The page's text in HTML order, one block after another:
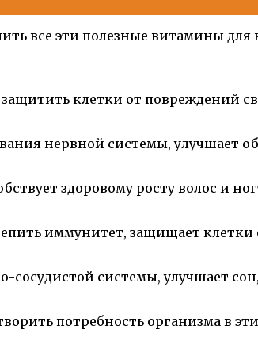
все эти полезные витамины для
клетки от повреждений
нервной системы, улучшает
здоровому росту волос и
иммунитет, защищает клетки
системы, улучшает
потребность организма в